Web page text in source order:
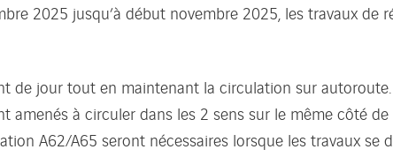
2025 jusqu’à début novembre 2025, les travaux
de jour tout en maintenant la circulation sur
amenés à circuler dans les 2 sens sur le même côté
A62/A65 seront nécessaires lorsque les travaux se